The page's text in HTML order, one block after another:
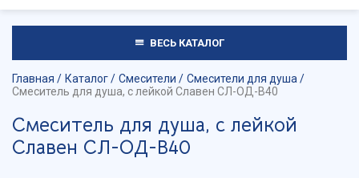
ВЕСЬ КАТАЛОГ
Главная Каталог Смесители
Смесители для душа
Смеситель для душа, с лейкой Славен СЛ-ОД-В40
Смеситель для душа, с лейкой
Славен СЛ-ОД-В40